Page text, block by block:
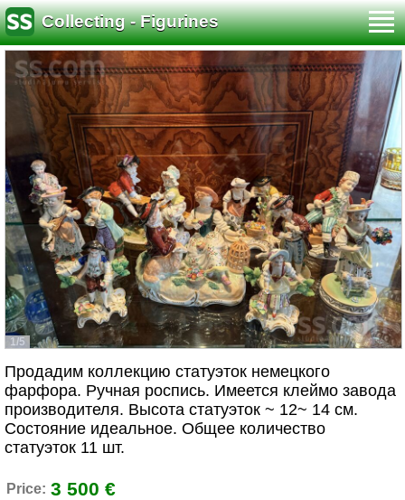
Collecting - Figurines
1/5
Продадим коллекцию статуэток немецкого
фарфора. Ручная роспись. Имеется клеймо завода
производителя. Высота статуэток ~ 12~ 14 см.
Состояние идеальное. Общее количество
статуэток 11 шт.
Price: 3 500 €